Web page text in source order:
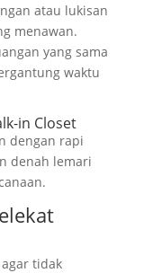
atau lukisan
menawan.
yang sama
waktu
in Closet
dengan rapi
denah lemari
tidak